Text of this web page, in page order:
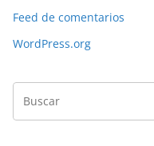
Feed de comentarios
WordPress.org